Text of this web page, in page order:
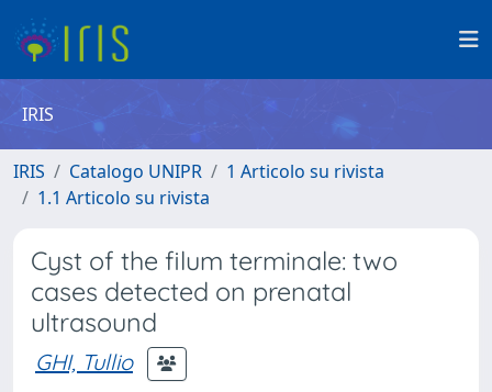
IRIS
IRIS Catalogo UNIPR
1 Articolo su rivista
1.1 Articolo su rivista
Cyst of the filum terminale: two
cases detected on prenatal
ultrasound
GHI, Tullio